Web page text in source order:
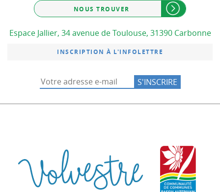
NOUS TROUVER
Espace Jallier, 34 avenue de Toulouse, 31390 Carbonne
INSCRIPTION À L'INFOLETTRE
Communauté de